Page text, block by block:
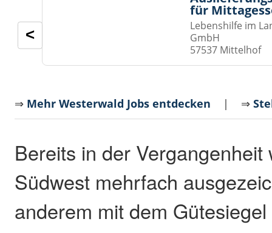
für
Lebenshilfe im
GmbH
57537 Mittelhof
<
⇒ Mehr Westerwald Jobs entdecken | ⇒
Bereits in der
Südwest mehrfach
anderem mit dem Gütesiegel